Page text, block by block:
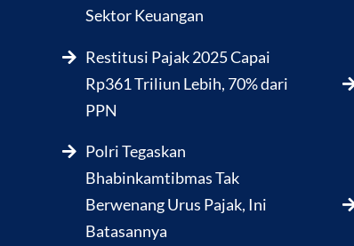
Sektor Keuangan
Restitusi Pajak 2025 Capai
Rp361 Triliun Lebih, 70% dari
PPN
Polri Tegaskan
Bhabinkamtibmas Tak
Berwenang Urus Pajak, Ini
Batasannya